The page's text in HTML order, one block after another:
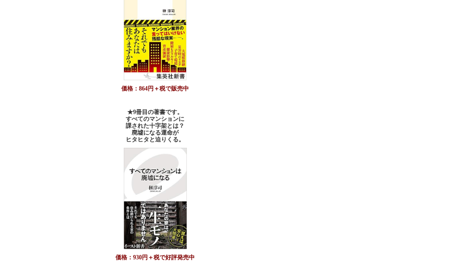
価格：864円＋税で販売中
★9冊目の著書です。
すべてのマンションに
課された十字架とは？
廃墟になる運命が
ヒタヒタと迫りくる。
価格：930円＋税で好評発売中